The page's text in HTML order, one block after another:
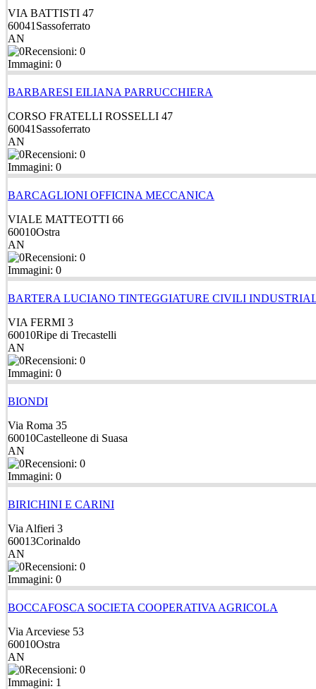
VIA BATTISTI 47
60041 Sassoferrato
AN
Recensioni: 0
Immagini: 0
BARBARESI EILIANA PARRUCCHIERA
CORSO FRATELLI ROSSELLI 47
60041 Sassoferrato
AN
Recensioni: 0
Immagini: 0
BARCAGLIONI OFFICINA MECCANICA
VIALE MATTEOTTI 66
60010Ostra
AN
Recensioni: 0
Immagini: 0
BARTERA LUCIANO TINTEGGIATURE CIVILI
VIA FERMI 3
60010Ripe di Trecastelli
AN
Recensioni: 0
Immagini: 0
BIONDI
Via Roma 35
60010Castelleone di Suasa
AN
Recensioni: 0
Immagini: 0
BIRICHINI E CARINI
Via Alfieri 3
60013Corinaldo
AN
Recensioni: 0
Immagini: 0
BOCCAFOSCA SOCIETA COOPERATIVA AGRICOLA
Via Arceviese 53
60010Ostra
AN
Recensioni: 0
Immagini: 1